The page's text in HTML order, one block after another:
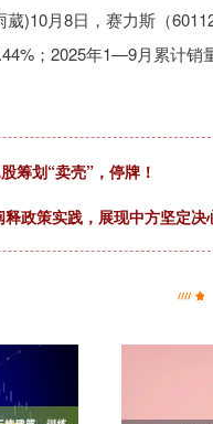
月8日，赛力斯（
；2025年1—9月累计销
筹划“卖壳”，停牌！
政策实践，展现中方坚定